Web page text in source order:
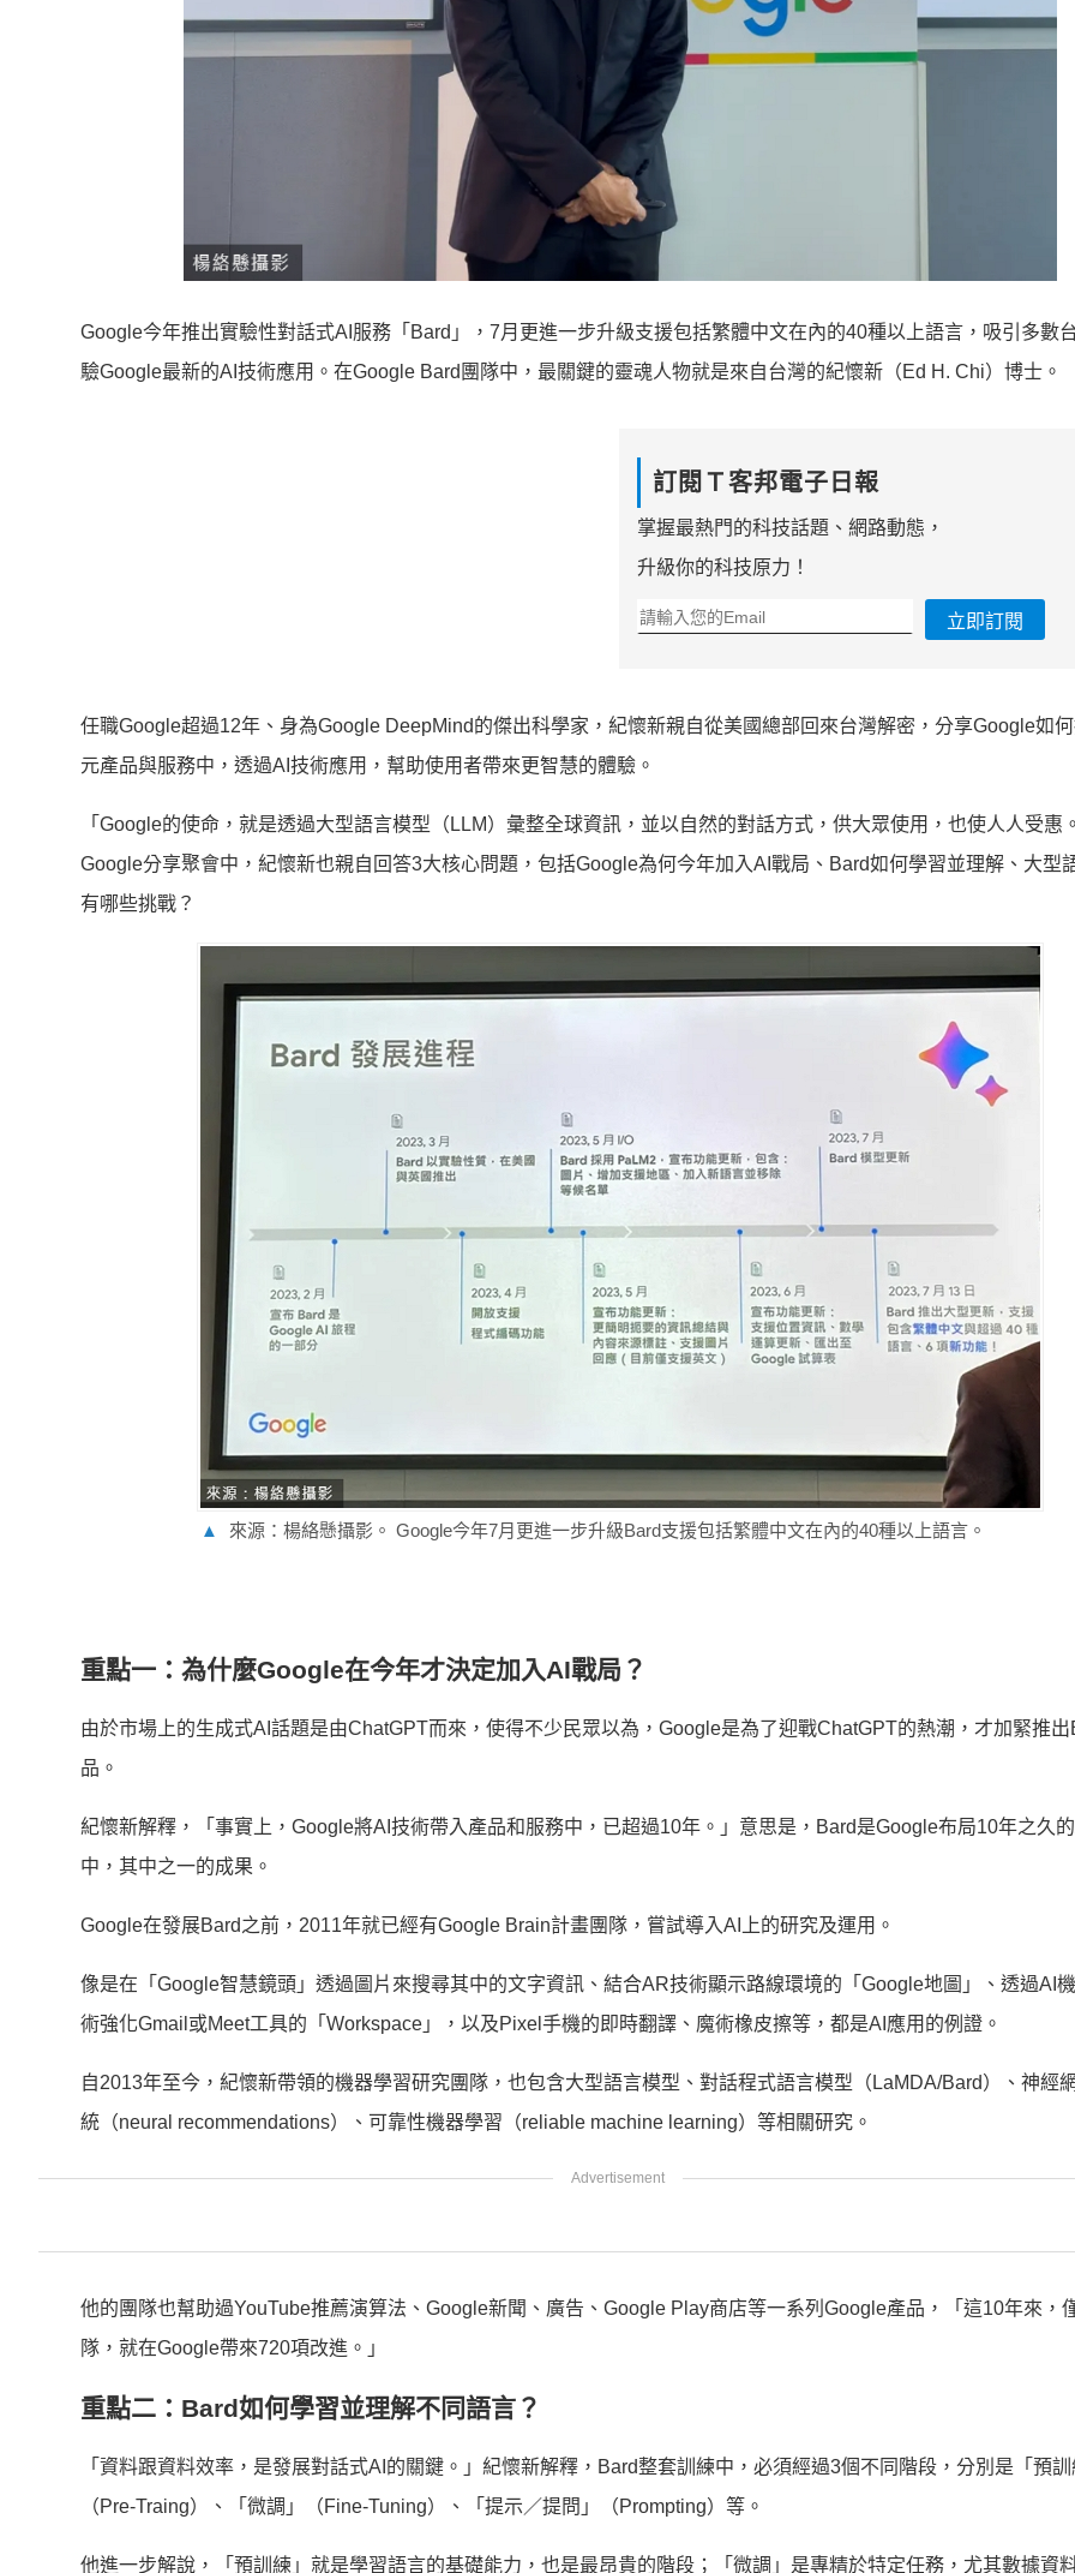
Google今年推出實驗性對話式AI服務「Bard」，7月更進一步升級支援包括繁體中文在內的40種以上語言，吸引多數
驗Google最新的AI技術應用。在Google Bard團隊中，最關鍵的靈魂人物就是來自台灣的紀懷新（Ed H. Chi）博士。
訂閱Ｔ客邦電子日報
掌握最熱門的科技話題、網路動態，
升級你的科技原力！
立即訂閱
任職Google超過12年、身為Google DeepMind的傑出科學家，紀懷新親自從美國總部回來台灣解密，分享Google如
元產品與服務中，透過AI技術應用，幫助使用者帶來更智慧的體驗。
「Google的使命，就是透過大型語言模型（LLM）彙整全球資訊，並以自然的對話方式，供大眾使用，也使人人受惠
Google分享聚會中，紀懷新也親自回答3大核心問題，包括Google為何今年加入AI戰局、Bard如何學習並理解、大型
有哪些挑戰？
▲ 來源：楊絡懸攝影。 Google今年7月更進一步升級Bard支援包括繁體中文在內的40種以上語言。
重點一：為什麼Google在今年才決定加入AI戰局？
由於市場上的生成式AI話題是由ChatGPT而來，使得不少民眾以為，Google是為了迎戰ChatGPT的熱潮，才加緊推出
品。
紀懷新解釋，「事實上，Google將AI技術帶入產品和服務中，已超過10年。」意思是，Bard是Google布局10年之久
中，其中之一的成果。
Google在發展Bard之前，2011年就已經有Google Brain計畫團隊，嘗試導入AI上的研究及運用。
像是在「Google智慧鏡頭」透過圖片來搜尋其中的文字資訊、結合AR技術顯示路線環境的「Google地圖」、透過AI
術強化Gmail或Meet工具的「Workspace」，以及Pixel手機的即時翻譯、魔術橡皮擦等，都是AI應用的例證。
自2013年至今，紀懷新帶領的機器學習研究團隊，也包含大型語言模型、對話程式語言模型（LaMDA/Bard）、神經
統（neural recommendations）、可靠性機器學習（reliable machine learning）等相關研究。
他的團隊也幫助過YouTube推薦演算法、Google新聞、廣告、Google Play商店等一系列Google產品，「這10年來，
隊，就在Google帶來720項改進。」
重點二：Bard如何學習並理解不同語言？
「資料跟資料效率，是發展對話式AI的關鍵。」紀懷新解釋，Bard整套訓練中，必須經過3個不同階段，分別是「預訓
（Pre-Traing）、「微調」（Fine-Tuning）、「提示／提問」（Prompting）等。
他進一步解說，「預訓練」就是學習語言的基礎能力，也是最昂貴的階段；「微調」是專精於特定任務，尤其數據資